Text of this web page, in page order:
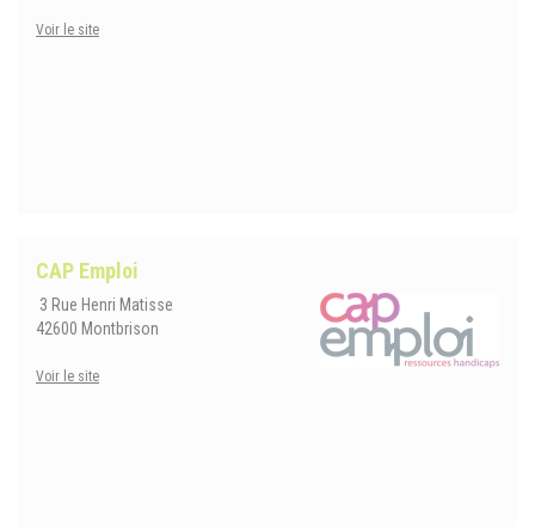
Voir le site
CAP Emploi
3 Rue Henri Matisse
42600 Montbrison
Voir le site